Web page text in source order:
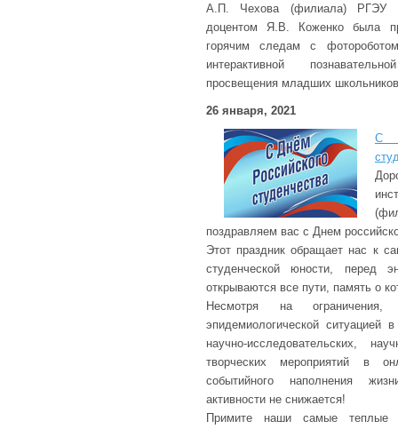
А.П. Чехова (филиала) РГЭУ
доцентом Я.В. Коженко была
горячим следам с
интерактивной
просвещения младших
26 января, 2021
С
поздравляем вас с Днем
Этот праздник обращает нас к
студенческой юности, перед
открываются все пути, память о
Несмотря на
эпидемиологической ситуацией
научно-исследовательских,
творческих мероприятий в
событийного наполнения
активности не снижается!
Примите наши самые теплые